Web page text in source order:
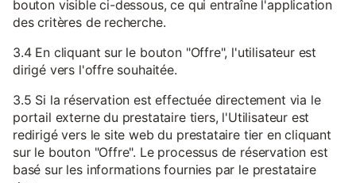
bouton visible ci-dessous, ce qui entraîne l'application
des critères de recherche.
3.4 En cliquant sur le bouton "Offre", l'utilisateur est
dirigé vers l'offre souhaitée.
3.5 Si la réservation est effectuée directement via le
portail externe du prestataire tiers, l'Utilisateur est
redirigé vers le site web du prestataire tier en cliquant
sur le bouton "Offre". Le processus de réservation est
basé sur les informations fournies par le prestataire